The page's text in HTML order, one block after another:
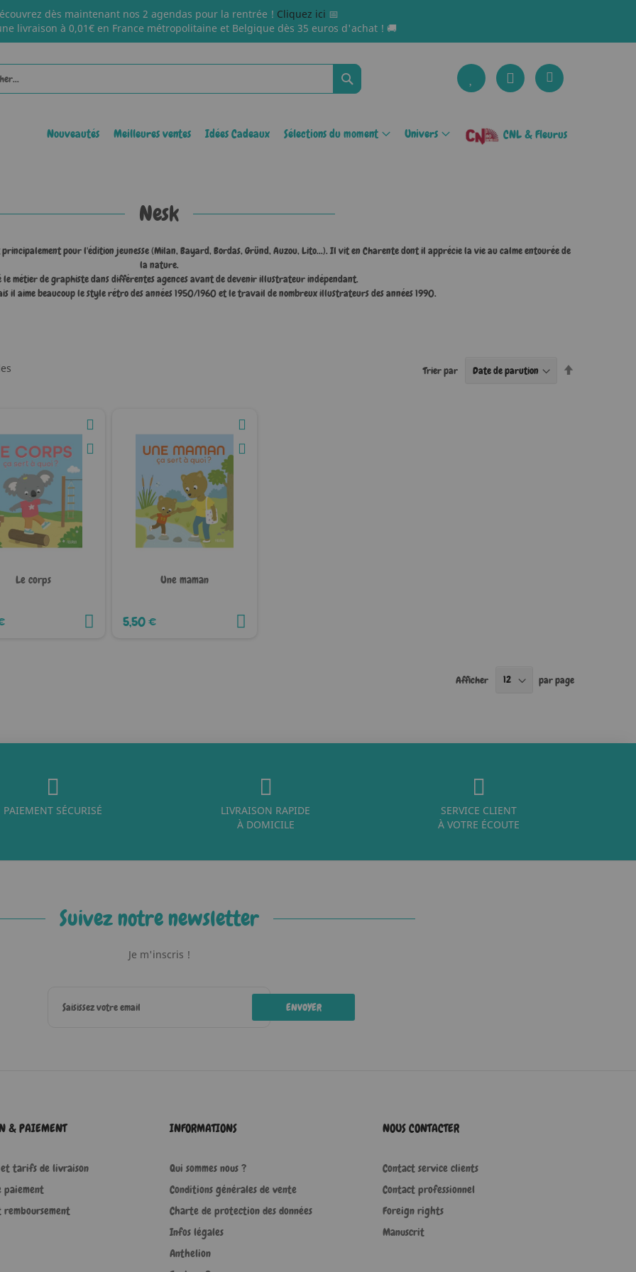
dès maintenant nos 2 agendas pour la rentrée ! Cliquez ici 📅
livraison à 0,01€ en France métropolitaine et Belgique dès 35 euros d'achat ! 🚚
Rechercher
Nouveautés Meilleures ventes Idées Cadeaux Sélections du moment Univers CNL & Fleurus
Nesk
pour l'édition jeunesse (Milan, Bayard, Bordas, Gründ, Auzou, Lito...). Il vit en Charente dont il apprécie la vie au calme entourée de
la nature.
le métier de graphiste dans différentes agences avant de devenir illustrateur indépendant.
il aime beaucoup le style rétro des années 1950/1960 et le travail de nombreux illustrateurs des années 1990.
Trier par
Le corps Une maman
5,50 €
Afficher par page
PAIEMENT SÉCURISÉ
LIVRAISON RAPIDE
À DOMICILE
SERVICE CLIENT
À VOTRE ÉCOUTE
Suivez notre newsletter
Je m'inscris !
ENVOYER
& PAIEMENT
et tarifs de livraison
paiement
remboursement
INFORMATIONS
Qui sommes nous ?
Conditions générales de vente
Charte de protection des données
Infos légales
Anthelion
NOUS CONTACTER
Contact service clients
Contact professionnel
Foreign rights
Manuscrit